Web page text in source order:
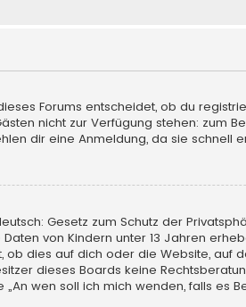
Forums entscheidet, ob du
nicht zur Verfügung stehen: zum
dir eine Anmeldung, da sie schnell
Gesetz zum Schutz der
von Kindern unter 13 Jahren
dies auf dich oder die Website, auf
dieses Boards keine
wen soll ich mich wenden, falls es